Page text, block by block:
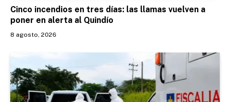
Cinco incendios en tres días: las llamas vuelven a
poner en alerta al Quindío
8 agosto, 2026